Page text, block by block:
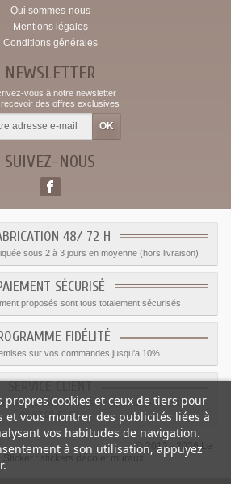
Qui sommes-nous
Mentions légales
Conditions générales
NEWSLETTER
vous à notre newsletter
des offres exclusives
SUIVEZ-NOUS
48/ 72 H
sous 2 à 3 jours en moyenne (hors livraison)
SÉCURISÉ
proposés sont tous totalement sécurisés
FIDÉLITÉ
sur vos commandes jusqu'a 10%
disposition du lundi au vendredi de 8h à 17h
09.82.28.47.69.
© 2012 - 2026 Le
Sticker :
stickers déco et muraux
propres cookies et ceux de tiers pour
et vous montrer des publicités liées à
vos habitudes de navigation.
à son utilisation, appuyez